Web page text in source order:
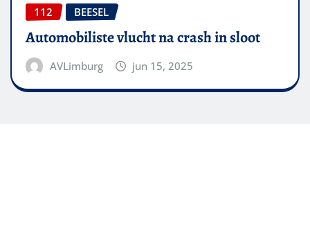
112 BEESEL
Automobiliste vlucht na crash in sloot
AVLimburg jun 15, 2025